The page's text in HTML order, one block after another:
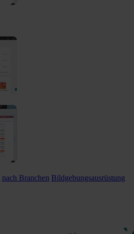
nach Branchen Bildgebungsausrüstung